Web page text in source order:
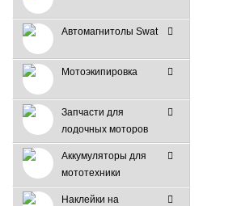
Автомагнитолы Swat
Мотоэкипировка
Запчасти для
лодочных моторов
Аккумуляторы для
мототехники
Наклейки на